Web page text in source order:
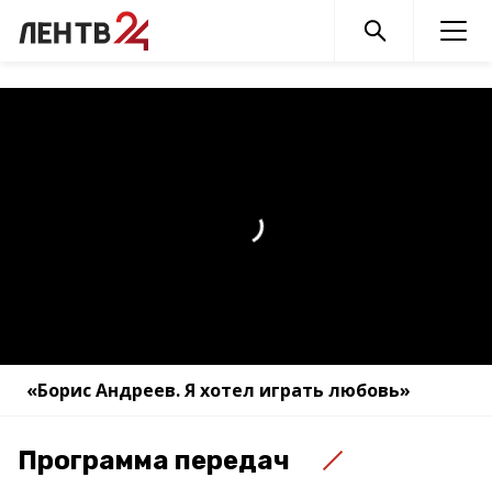
«Борис Андреев. Я хотел играть любовь»
Программа передач